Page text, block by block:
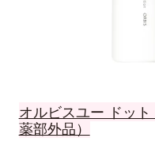
オルビスユー ドッ
薬部外品）